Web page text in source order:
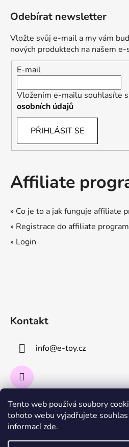
Tento web používá soubory
tohoto webu vyjadřujete
informacízde.
Odebírat newsletter
Vložte svůj e-mail a my vám
nových produktech na našem e-
E-mail
Vložením e-mailu souhlasíte s
osobních údajů
PŘIHLÁSIT SE
Affiliate
» Co je to a jak funguje affiliate
» Registrace do affiliate
» Login
Kontakt
info@e-toy.cz
Instagram